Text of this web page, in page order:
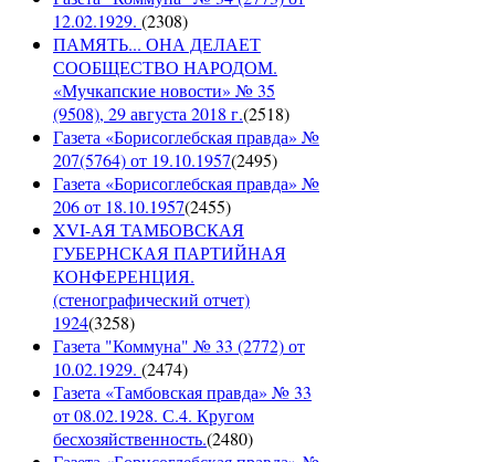
12.02.1929. (2308)
ПАМЯТЬ... ОНА ДЕЛАЕТ
СООБЩЕСТВО НАРОДОМ.
«Мучкапские новости» № 35
(9508), 29 августа 2018 г.(2518)
Газета «Борисоглебская правда» №
207(5764) от 19.10.1957(2495)
Газета «Борисоглебская правда» №
206 от 18.10.1957(2455)
XVI-АЯ ТАМБОВСКАЯ
ГУБЕРНСКАЯ ПАРТИЙНАЯ
КОНФЕРЕНЦИЯ.
(стенографический отчет)
1924(3258)
Газета "Коммуна" № 33 (2772) от
10.02.1929. (2474)
Газета «Тамбовская правда» № 33
от 08.02.1928. С.4. Кругом
бесхозяйственность.(2480)